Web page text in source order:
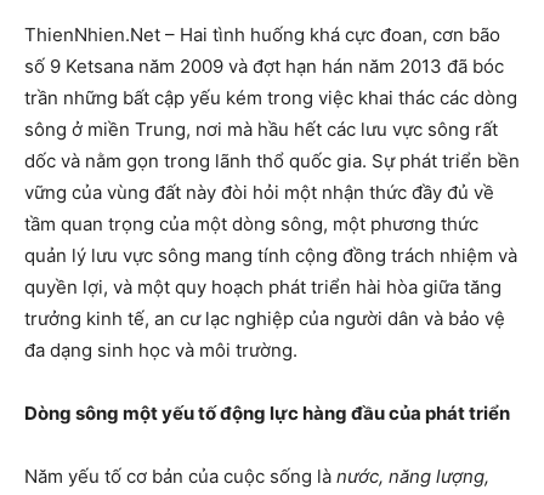
ThienNhien.Net – Hai tình huống khá cực đoan, cơn bão
số 9 Ketsana năm 2009 và đợt hạn hán năm 2013 đã bóc
trần những bất cập yếu kém trong việc khai thác các dòng
sông ở miền Trung, nơi mà hầu hết các lưu vực sông rất
dốc và nằm gọn trong lãnh thổ quốc gia. Sự phát triển bền
vững của vùng đất này đòi hỏi một nhận thức đầy đủ về
tầm quan trọng của một dòng sông, một phương thức
quản lý lưu vực sông mang tính cộng đồng trách nhiệm và
quyền lợi, và một quy hoạch phát triển hài hòa giữa tăng
trưởng kinh tế, an cư lạc nghiệp của người dân và bảo vệ
đa dạng sinh học và môi trường.
Dòng sông một yếu tố động lực hàng đầu của phát triển
Năm yếu tố cơ bản của cuộc sống là nước, năng lượng,